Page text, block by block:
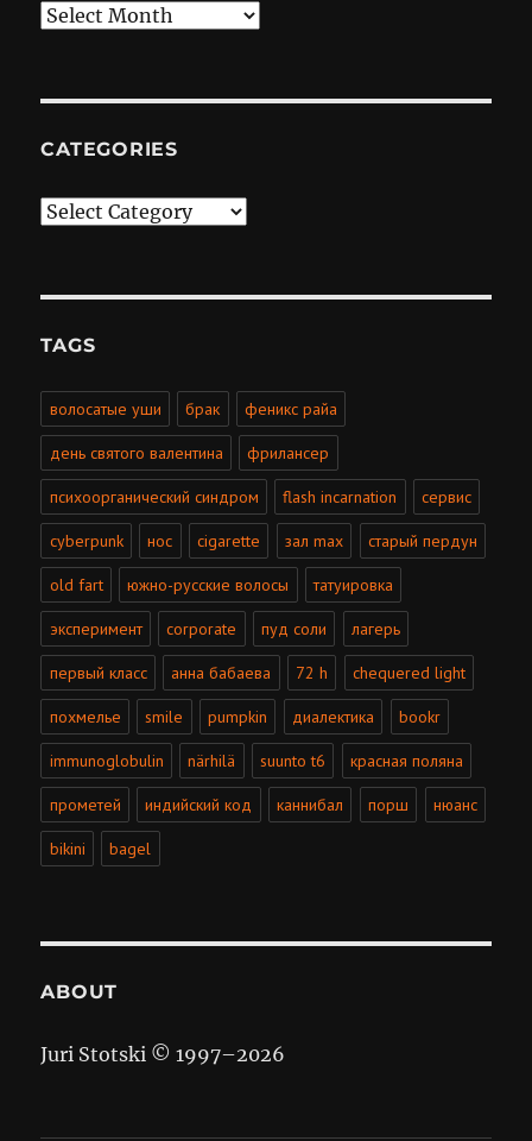
Archives
CATEGORIES
Categories
TAGS
волосатые уши брак феникс райа
день святого валентина фрилансер
психоорганический синдром flash incarnation сервис
cyberpunk нос cigarette зал max старый пердун
old fart южно-русские волосы татуировка
эксперимент corporate пуд соли лагерь
первый класс анна бабаева 72 h chequered light
похмелье smile pumpkin диалектика bookr
immunoglobulin närhilä suunto t6 красная поляна
прометей индийский код каннибал порш нюанс
bikini bagel
ABOUT
Juri Stotski © 1997–2026